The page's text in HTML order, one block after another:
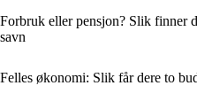
Forbruk eller pensjon? Slik finner
savn
Felles økonomi: Slik får dere to